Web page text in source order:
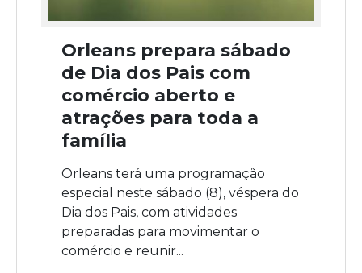
Orleans prepara sábado
de Dia dos Pais com
comércio aberto e
atrações para toda a
família
Orleans terá uma programação
especial neste sábado (8), véspera do
Dia dos Pais, com atividades
preparadas para movimentar o
comércio e reunir...